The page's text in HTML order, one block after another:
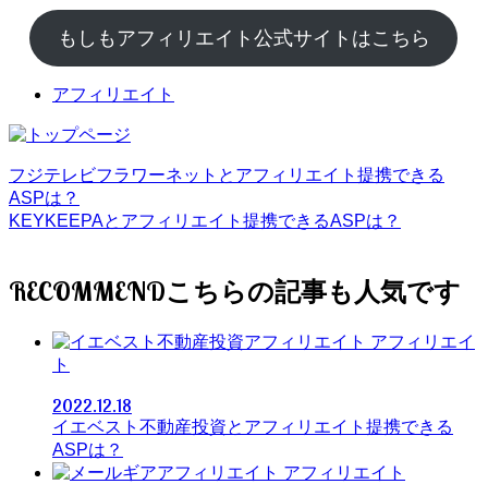
もしもアフィリエイト公式サイトはこちら
アフィリエイト
フジテレビフラワーネットとアフィリエイト提携できる
ASPは？
KEYKEEPAとアフィリエイト提携できるASPは？
RECOMMEND
アフィリエイ
ト
2022.12.18
イエベスト不動産投資とアフィリエイト提携できる
ASPは？
アフィリエイト